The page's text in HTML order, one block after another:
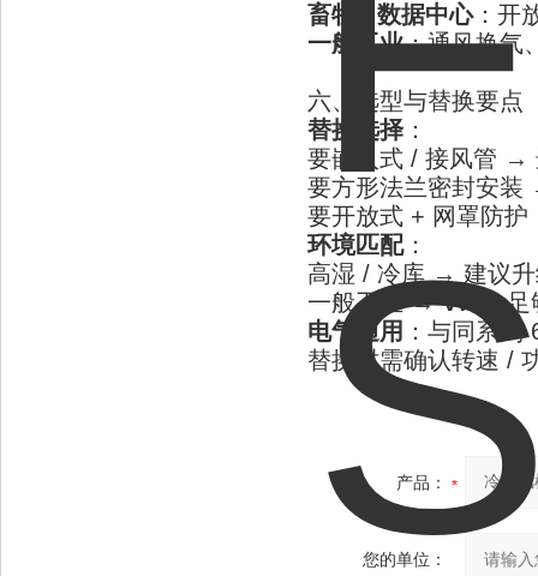
畜牧 / 数据中心：开
一般工业：通风换气
六、选型与替换要点
替换选择 ：
要嵌入式 / 接风管
要方形法兰密封安
要开放式 + 网罩防
环境匹配：
高湿 / 冷库 → 建议
一般工业 →V7P1足
电气通用 ：与同系
替换时需确认转速 /
产品：
您的单位：